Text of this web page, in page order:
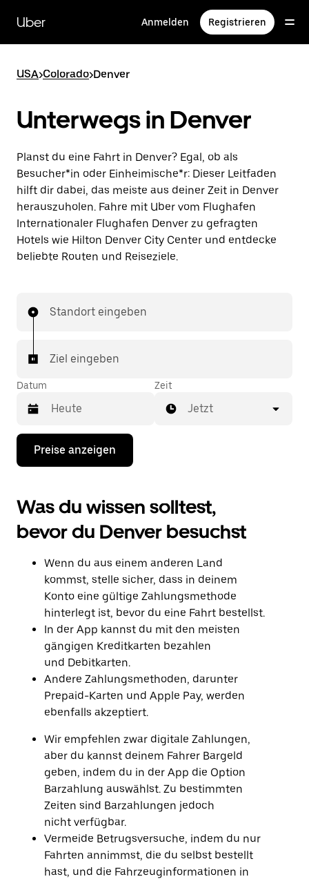
zum
Hauptinhalt
Uber Anmelden Registrieren
USA>Colorado>Denver
Unterwegs in Denver
Planst du eine Fahrt in Denver? Egal, ob als
Besucher*in oder Einheimische*r: Dieser Leitfaden
hilft dir dabei, das meiste aus deiner Zeit in Denver
herauszuholen. Fahre mit Uber vom Flughafen
Internationaler Flughafen Denver zu gefragten
Hotels wie Hilton Denver City Center und entdecke
beliebte Routen und Reiseziele.
Standort eingeben
Ziel eingeben
Datum
Drücke
Nach-
um
mit
dem
Kalender
interagieren
Datum
auszuwählen.
Drücke
Escape-
Taste,
Kalender
Zeit
Jetzt
Preise anzeigen
Was du wissen solltest,
bevor du Denver besuchst
Wenn du aus einem anderen Land
kommst, stelle sicher, dass in deinem
Konto eine gültige Zahlungsmethode
hinterlegt ist, bevor du eine Fahrt bestellst.
In der App kannst du mit den meisten
gängigen Kreditkarten bezahlen
und Debitkarten.
Andere Zahlungsmethoden, darunter
Prepaid-Karten und Apple Pay, werden
ebenfalls akzeptiert.
Wir empfehlen zwar digitale Zahlungen,
aber du kannst deinem Fahrer Bargeld
geben, indem du in der App die Option
Barzahlung auswählst. Zu bestimmten
Zeiten sind Barzahlungen jedoch
nicht verfügbar.
Vermeide Betrugsversuche, indem du nur
Fahrten annimmst, die du selbst bestellt
hast, und die Fahrzeuginformationen in